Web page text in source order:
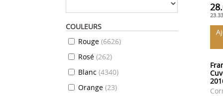
COULEURS
Rouge (6626)
Rosé (262)
Blanc (4340)
Orange (23)